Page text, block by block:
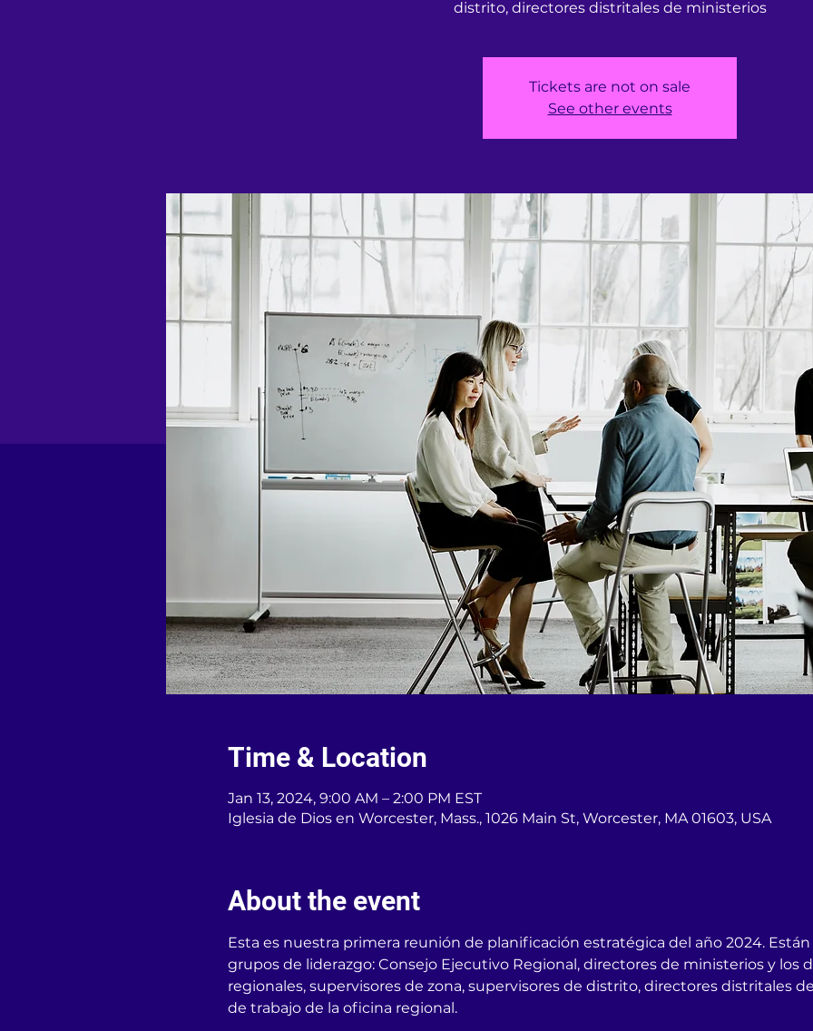
distrito, directores distritales de ministerios
Tickets are not on sale
See other events
Time & Location
Jan 13, 2024, 9:00 AM – 2:00 PM EST
Iglesia de Dios en Worcester, Mass., 1026 Main St, Worcester, MA 01603, USA
About the event
Esta es nuestra primera reunión de planificación estratégica del año 2024.
grupos de liderazgo: Consejo Ejecutivo Regional, directores de ministerios y los
regionales, supervisores de zona, supervisores de distrito, directores distritales
de trabajo de la oficina regional.